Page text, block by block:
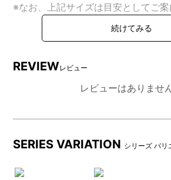
※なお、上記サイズは目安としてご案
商品の形状やサイズによっては、手
まらない場合や、多少の型崩れが生
REVIEWレビュー
レビューはありません
SERIES VARIATION シリーズ バリ